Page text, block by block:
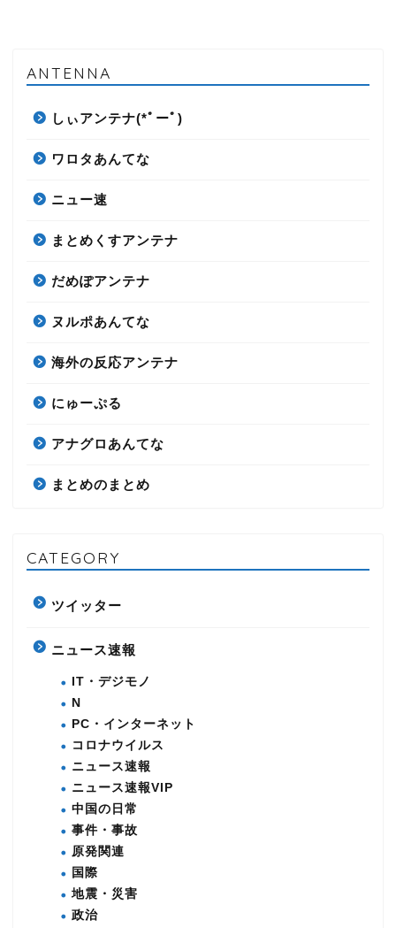
ANTENNA
しぃアンテナ(*ﾟーﾟ)
ワロタあんてな
ニュー速
まとめくすアンテナ
だめぽアンテナ
ヌルポあんてな
海外の反応アンテナ
にゅーぷる
アナグロあんてな
まとめのまとめ
CATEGORY
ツイッター
ニュース速報
IT・デジモノ
N
PC・インターネット
コロナウイルス
ニュース速報
ニュース速報VIP
中国の日常
事件・事故
原発関連
国際
地震・災害
政治